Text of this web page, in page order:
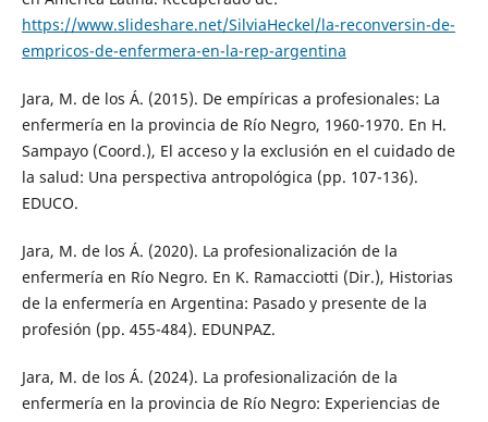
https://www.slideshare.net/SilviaHeckel/la-reconversin-de-
empricos-de-enfermera-en-la-rep-argentina
Jara, M. de los Á. (2015). De empíricas a profesionales: La
enfermería en la provincia de Río Negro, 1960-1970. En H.
Sampayo (Coord.), El acceso y la exclusión en el cuidado de
la salud: Una perspectiva antropológica (pp. 107-136).
EDUCO.
Jara, M. de los Á. (2020). La profesionalización de la
enfermería en Río Negro. En K. Ramacciotti (Dir.), Historias
de la enfermería en Argentina: Pasado y presente de la
profesión (pp. 455-484). EDUNPAZ.
Jara, M. de los Á. (2024). La profesionalización de la
enfermería en la provincia de Río Negro: Experiencias de